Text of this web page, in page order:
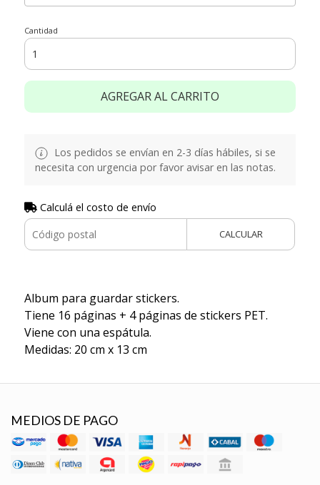
Cantidad
AGREGAR AL CARRITO
Los pedidos se envían en 2-3 días hábiles, si se
necesita con urgencia por favor avisar en las notas.
Calculá el costo de envío
CALCULAR
Album para guardar stickers.
Tiene 16 páginas + 4 páginas de stickers PET.
Viene con una espátula.
Medidas: 20 cm x 13 cm
MEDIOS DE PAGO